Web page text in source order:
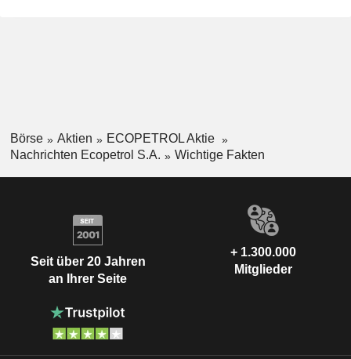
Börse Aktien
ECOPETROL Aktie
Nachrichten Ecopetrol S.A.
Wichtige Fakten
Seit über 20 Jahren
an Ihrer Seite
+ 1.300.000
Mitglieder